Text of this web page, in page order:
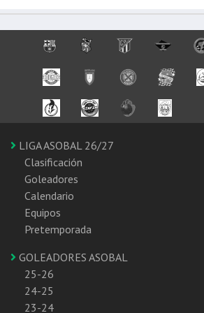
LIGA ASOBAL 26/27
Clasificación
Goleadores
Calendario
Equipos
Pretemporada
GOLEADORES ASOBAL
25-26
24-25
23-24